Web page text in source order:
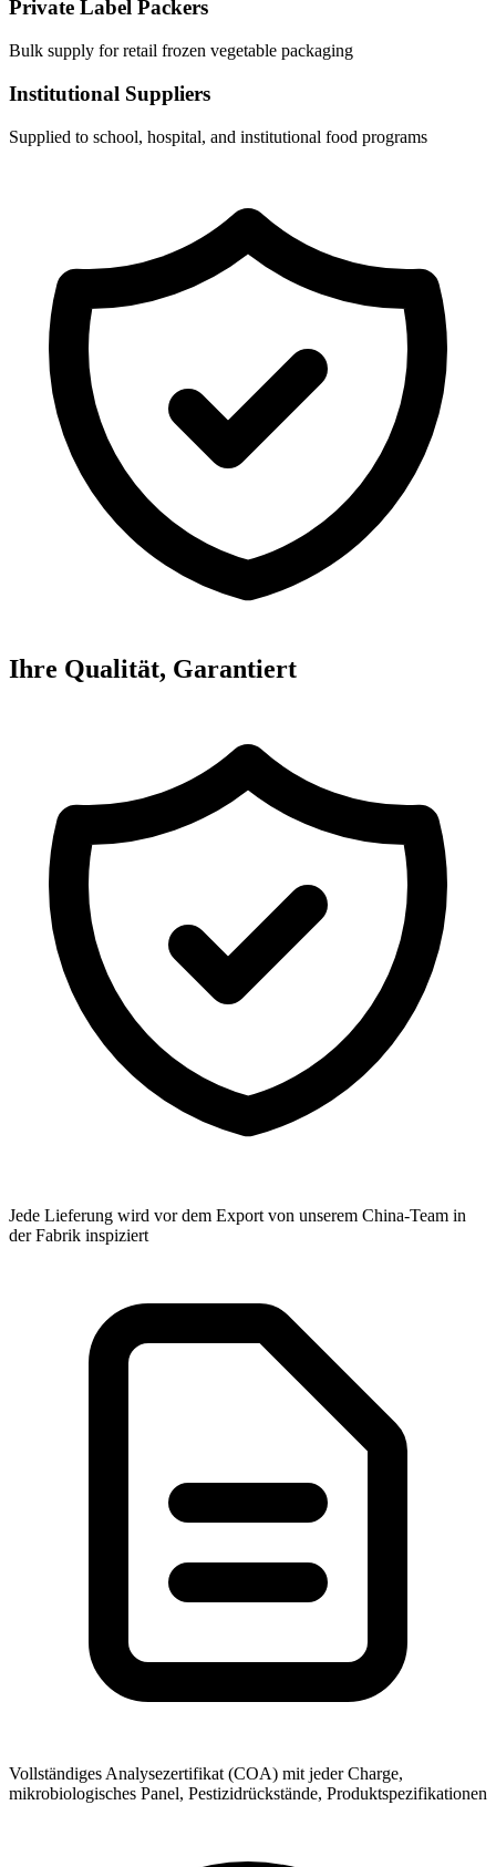
Private Label Packers
Bulk supply for retail frozen vegetable packaging
Institutional Suppliers
Supplied to school, hospital, and institutional food programs
Ihre Qualität, Garantiert
Jede Lieferung wird vor dem Export von unserem China-Team in
der Fabrik inspiziert
Vollständiges Analysezertifikat (COA) mit jeder Charge,
mikrobiologisches Panel, Pestizidrückstände, Produktspezifikationen